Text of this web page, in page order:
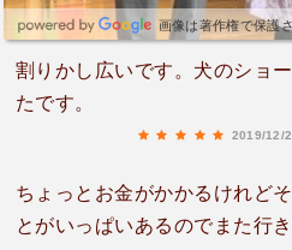
画像は著作権で保護
割りかし広いです。犬のショ
たです。
2019/12/
ちょっとお金がかかるけれど
とがいっぱいあるのでまた行き